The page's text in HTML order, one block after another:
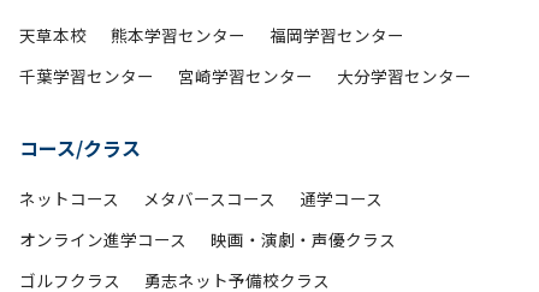
天草本校 熊本学習センター
福岡学習センター
千葉学習センター
宮崎学習センター 大分学習センター
コース/クラス
ネットコース メタバースコース
通学コース
オンライン進学コース
映画・演劇・声優クラス
ゴルフクラス
勇志ネット予備校クラス